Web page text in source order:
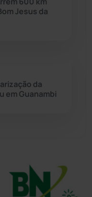
(1530)
(12)
Jesus da
da
em Guanambi